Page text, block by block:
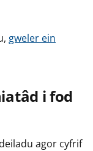
gweler ein
i fod
agor cyfrif